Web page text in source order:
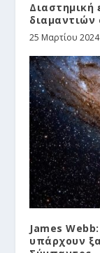
Διαστημική
25 Μαρτίου 2024
James
υπάρχουν